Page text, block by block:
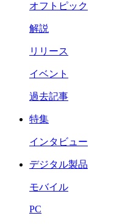
オフトピック
解説
リリース
イベント
過去記事
特集
インタビュー
デジタル製品
モバイル
PC